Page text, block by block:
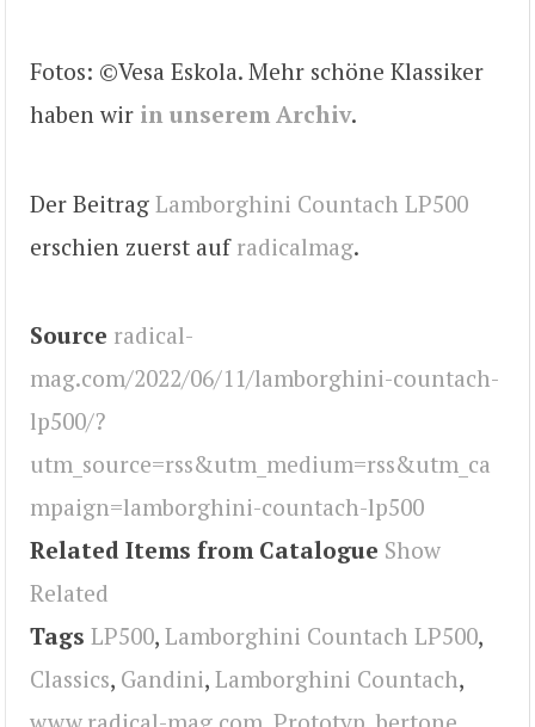
Fotos: ©Vesa Eskola. Mehr schöne Klassiker
haben wir in unserem Archiv.
Der Beitrag Lamborghini Countach LP500
erschien zuerst auf radicalmag.
Source radical-
mag.com/2022/06/11/lamborghini-countach-
lp500/?
utm_source=rss&utm_medium=rss&utm_ca
mpaign=lamborghini-countach-lp500
Related Items from Catalogue Show
Related
Tags LP500, Lamborghini Countach LP500,
Classics, Gandini, Lamborghini Countach,